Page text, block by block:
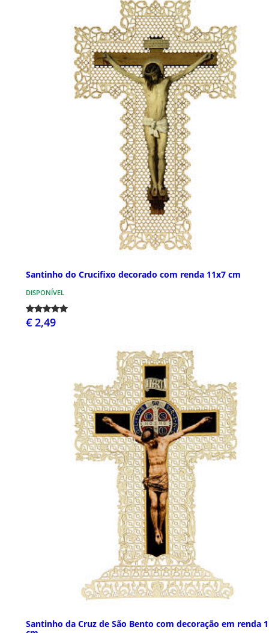
Santinho do Crucifixo decorado com renda 11x7 cm
DISPONÍVEL
€ 2,49
Santinho da Cruz de São Bento com decoração em renda